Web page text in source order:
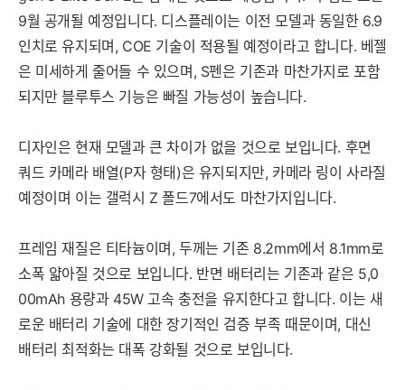
9월 공개될 예정입니다. 디스플레이는 이전 모델과 동일한 6.9
인치로 유지되며, COE 기술이 적용될 예정이라고 합니다. 베젤
은 미세하게 줄어들 수 있으며, S펜은 기존과 마찬가지로 포함
되지만 블루투스 기능은 빠질 가능성이 높습니다.
디자인은 현재 모델과 큰 차이가 없을 것으로 보입니다. 후면
쿼드 카메라 배열(P자 형태)은 유지되지만, 카메라 링이 사라질
예정이며 이는 갤럭시 Z 폴드7에서도 마찬가지입니다.
프레임 재질은 티타늄이며, 두께는 기존 8.2mm에서 8.1mm로
소폭 얇아질 것으로 보입니다. 반면 배터리는 기존과 같은 5,0
00mAh 용량과 45W 고속 충전을 유지한다고 합니다. 이는 새
로운 배터리 기술에 대한 장기적인 검증 부족 때문이며, 대신
배터리 최적화는 대폭 강화될 것으로 보입니다.